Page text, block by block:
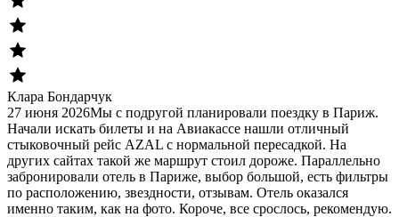
Клара Бондарчук
27 июня 2026Мы с подругой планировали поездку в Париж.
Начали искать билеты и на Авиакассе нашли отличный
стыковочный рейс AZAL с нормальной пересадкой. На
других сайтах такой же маршрут стоил дороже. Параллельно
забронировали отель в Париже, выбор большой, есть фильтры
по расположению, звездности, отзывам. Отель оказался
именно таким, как на фото. Короче, все срослось, рекомендую.